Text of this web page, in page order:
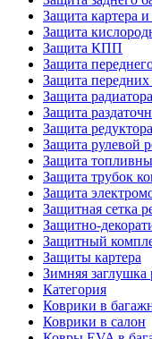
Защита картера
Защита
Защита КПП
Защита
Защита
Защита радиатора
Защита
Защита редуктора
Защита рулевой
Защита
Защита трубок
Защита
Защитная сетка
Защитно-
Защитный
Защиты картера
Зимняя заглушка
Категория
Коврики в
Коврики в салон